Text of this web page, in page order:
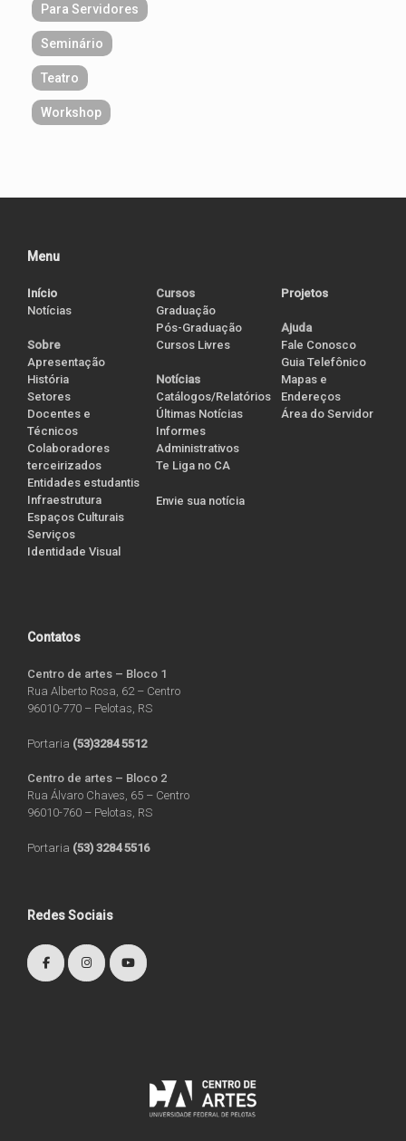
Para Servidores
Seminário
Teatro
Workshop
Menu
Início
Notícias
Sobre
Apresentação
História
Setores
Docentes e
Técnicos
Colaboradores
terceirizados
Entidades estudantis
Infraestrutura
Espaços Culturais
Serviços
Identidade Visual
Cursos
Graduação
Pós-Graduação
Cursos Livres
Notícias
Catálogos/Relatórios
Últimas Notícias
Informes
Administrativos
Te Liga no CA
Envie sua notícia
Projetos
Ajuda
Fale Conosco
Guia Telefônico
Mapas e
Endereços
Área do Servidor
Contatos
Centro de artes – Bloco 1
Rua Alberto Rosa, 62 – Centro
96010-770 – Pelotas, RS
Portaria (53)3284 5512
Centro de artes – Bloco 2
Rua Álvaro Chaves, 65 – Centro
96010-760 – Pelotas, RS
Portaria (53) 3284 5516
Redes Sociais